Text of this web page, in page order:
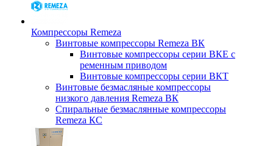
Компрессоры Remeza
Винтовые компрессоры Remeza ВК
Винтовые компрессоры серии ВКЕ с
ременным приводом
Винтовые компрессоры серии ВКТ
Винтовые безмасляные компрессоры
низкого давления Remeza ВК
Спиральные безмаслянные компрессоры
Remeza КС